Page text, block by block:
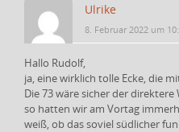
Ulrike
8. Februar 2022 um
Hallo Rudolf,
ja, eine wirklich tolle Ecke, die
Die 73 wäre sicher der
so hatten wir am Vortag
weiß, ob das soviel südlicher